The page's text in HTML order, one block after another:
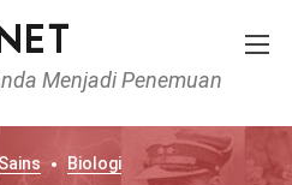
Menjadi Penemuan
Sains Biologi